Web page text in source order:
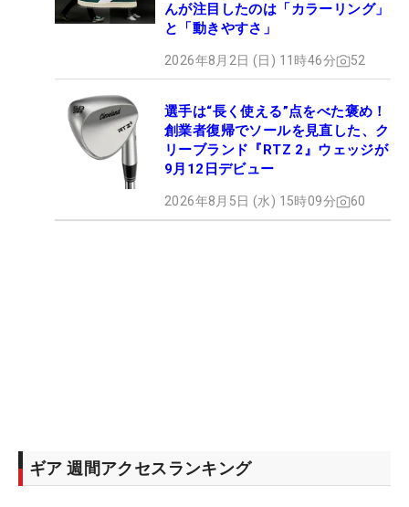
んが注目したのは「カラーリング」
と「動きやすさ」
2026年8月2日 (日) 11時46分 52
選手は“長く使える”点をべた褒め！
創業者復帰でソールを見直した、ク
リーブランド『RTZ 2』ウェッジが
9月12日デビュー
2026年8月5日 (水) 15時09分 60
ギア 週間アクセスランキング